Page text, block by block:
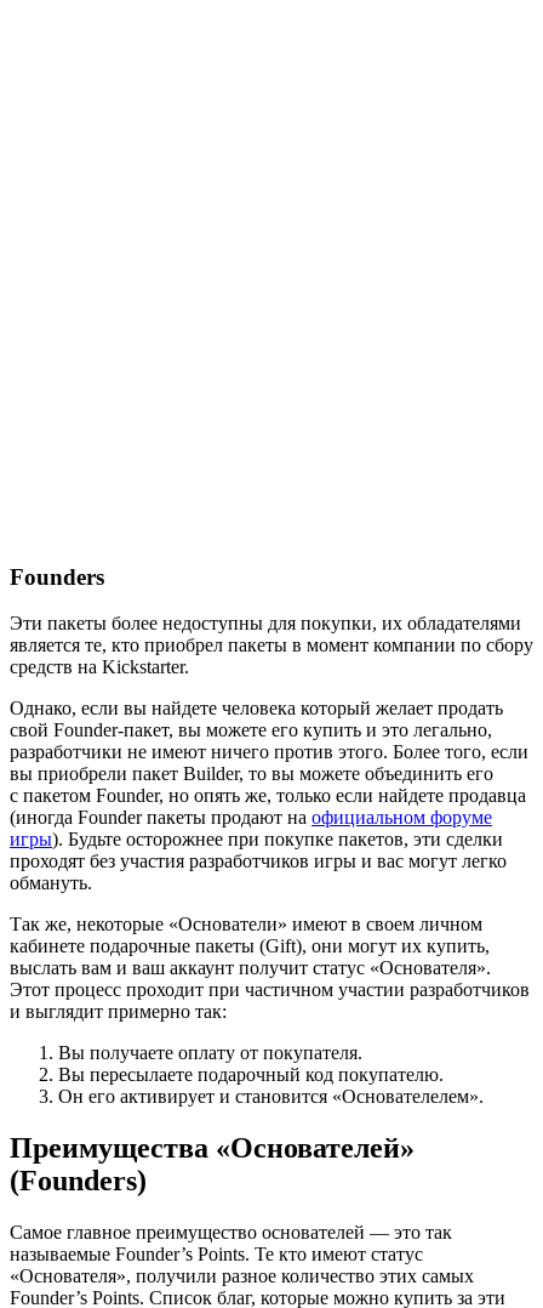
Founders
Эти пакеты более недоступны для покупки, их обладателями
является те, кто приобрел пакеты в момент компании по сбору
средств на Kickstarter.
Однако, если вы найдете человека который желает продать
свой Founder-пакет, вы можете его купить и это легально,
разработчики не имеют ничего против этого. Более того, если
вы приобрели пакет Builder, то вы можете объединить его
с пакетом Founder, но опять же, только если найдете продавца
(иногда Founder пакеты продают на официальном форуме
игры). Будьте осторожнее при покупке пакетов, эти сделки
проходят без участия разработчиков игры и вас могут легко
обмануть.
Так же, некоторые «Основатели» имеют в своем личном
кабинете подарочные пакеты (Gift), они могут их купить,
выслать вам и ваш аккаунт получит статус «Основателя».
Этот процесс проходит при частичном участии разработчиков
и выглядит примерно так:
Вы получаете оплату от покупателя.
Вы пересылаете подарочный код покупателю.
Он его активирует и становится «Основателелем».
Преимущества «Основателей»
(Founders)
Самое главное преимущество основателей — это так
называемые Founder’s Points. Те кто имеют статус
«Основателя», получили разное количество этих самых
Founder’s Points. Список благ, которые можно купить за эти